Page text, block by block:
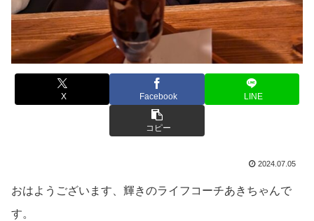
X Facebook LINE
コピー
2024.07.05
おはようございます、輝きのライフコーチあきちゃんで
す。